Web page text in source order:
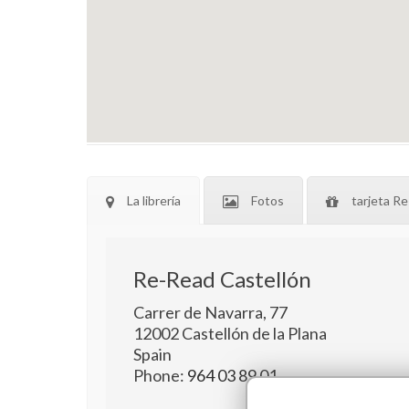
La librería Fotos tarjeta
Re-Read Castellón
Carrer de Navarra, 77
12002Castellón de la Plana
Spain
Phone: 964 03 89 01